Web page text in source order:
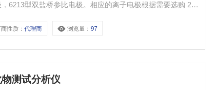
6213型双盐桥参比电极。相应的离子电极根据需要选购 2、
据输出
商性质：代理商 浏览量：97
测试分析仪